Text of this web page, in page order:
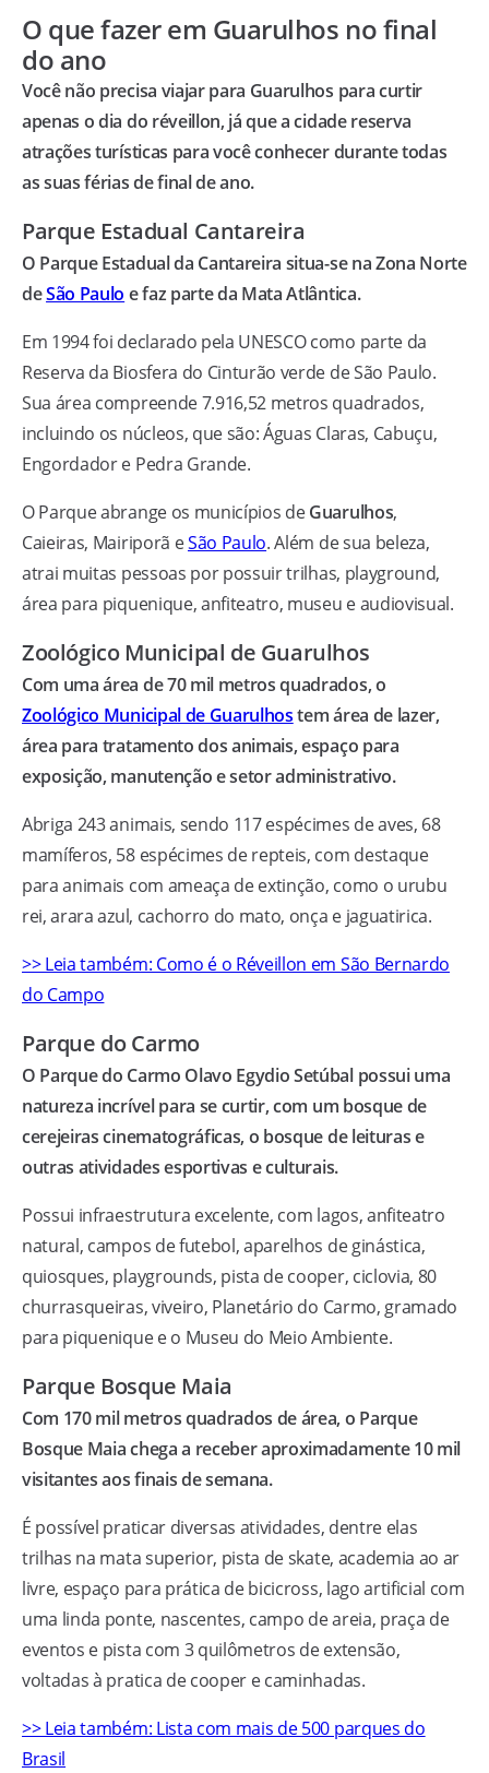
O que fazer em Guarulhos no final
do ano
Você não precisa viajar para Guarulhos para curtir
apenas o dia do réveillon, já que a cidade reserva
atrações turísticas para você conhecer durante todas
as suas férias de final de ano.
Parque Estadual Cantareira
O Parque Estadual da Cantareira situa-se na Zona Norte
deSão Paulo e faz parte da Mata Atlântica.
Em 1994 foi declarado pela UNESCO como parte da
Reserva da Biosfera do Cinturão verde de São Paulo.
Sua área compreende 7.916,52 metros quadrados,
incluindo os núcleos, que são: Águas Claras, Cabuçu,
Engordador e Pedra Grande.
O Parque abrange os municípios deGuarulhos,
Caieiras, Mairiporã eSão Paulo. Além de sua beleza,
atrai muitas pessoas por possuir trilhas, playground,
área para piquenique, anfiteatro, museu e audiovisual.
Zoológico Municipal de Guarulhos
Com uma área de 70 mil metros quadrados, o
Zoológico Municipal de Guarulhostem área de lazer,
área para tratamento dos animais, espaço para
exposição, manutenção e setor administrativo.
Abriga 243 animais, sendo 117 espécimes de aves, 68
mamíferos, 58 espécimes de repteis, com destaque
para animais com ameaça de extinção, como o urubu
rei, arara azul, cachorro do mato, onça e jaguatirica.
>> Leia também: Como é o Réveillon em São Bernardo
do Campo
Parque do Carmo
O Parque do Carmo Olavo Egydio Setúbal possui uma
natureza incrível para se curtir, com um bosque de
cerejeiras cinematográficas, o bosque de leituras e
outras atividades esportivas e culturais.
Possui infraestrutura excelente, com lagos, anfiteatro
natural, campos de futebol, aparelhos de ginástica,
quiosques, playgrounds, pista de cooper, ciclovia, 80
churrasqueiras, viveiro, Planetário do Carmo, gramado
para piquenique e o Museu do Meio Ambiente.
Parque Bosque Maia
Com 170 mil metros quadrados de área, o Parque
Bosque Maia chega a receber aproximadamente 10 mil
visitantes aos finais de semana.
É possível praticar diversas atividades, dentre elas
trilhas na mata superior, pista de skate, academia ao ar
livre, espaço para prática de bicicross, lago artificial com
uma linda ponte, nascentes, campo de areia, praça de
eventos e pista com 3 quilômetros de extensão,
voltadas à pratica de cooper e caminhadas.
>> Leia também: Lista com mais de 500 parques do
Brasil